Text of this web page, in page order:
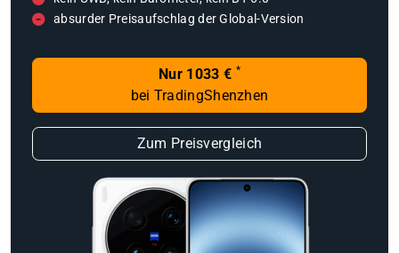
absurder Preisaufschlag der Global-Version
Nur 1033 € *
bei TradingShenzhen
Zum Preisvergleich